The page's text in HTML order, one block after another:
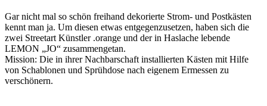
Gar nicht mal so schön freihand dekorierte Strom- und Postkästen
kennt man ja. Um diesen etwas entgegenzusetzen, haben sich die
zwei Streetart Künstler .orange und der in Haslache lebende
LEMON „JO“ zusammengetan.
Mission: Die in ihrer Nachbarschaft installierten Kästen mit Hilfe
von Schablonen und Sprühdose nach eigenem Ermessen zu
verschönern.